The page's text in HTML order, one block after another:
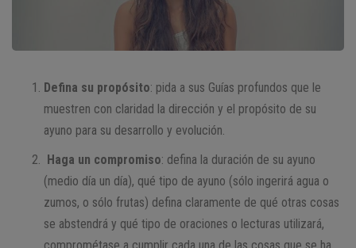
Defina su propósito: pida a sus Guías profundos que le
muestren con claridad la dirección y el propósito de su
ayuno para su desarrollo y evolución.
Haga un compromiso: defina la duración de su ayuno
(medio día un día), qué tipo de ayuno (sólo ingerirá agua o
zumos, o sólo frutas) defina claramente de qué otras cosas
se abstendrá y qué tipo de oraciones o lecturas utilizará,